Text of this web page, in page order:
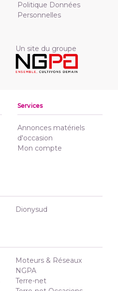
Politique Données
Personnelles
Un site du groupe
Services
Annonces matériels
d'occasion
Mon compte
Dionysud
Moteurs & Réseaux
NGPA
Terre-net